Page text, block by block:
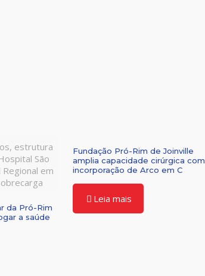
estrutura
São
em
da Pró-Rim
a saúde
Fundação Pró-Rim de Joinville
amplia capacidade cirúrgica com
incorporação de Arco em C
Leia mais